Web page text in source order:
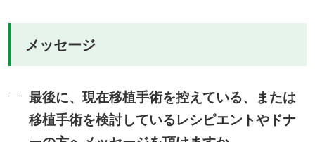
メッセージ
最後に、現在移植手術を控えている、または
移植手術を検討しているレシピエントやドナ